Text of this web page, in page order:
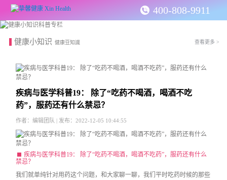
400-808-9911
健康小知识 健康豆知識 查看更多 >
疾病与医学科普19： 除了“吃药不喝酒，喝酒不吃
药”，服药还有什么禁忌？
作者：编辑团队 | 发布：2022-12-05 10:44:55
疾病与医学科普19： 除了“吃药不喝酒，喝酒不吃药”，服药还有什么
禁忌？
我们就单纯针对用药这个问题，和大家聊一聊，我们平时吃药时候的那些